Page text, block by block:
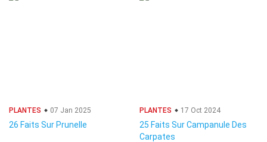
PLANTES 07 Jan 2025
26 Faits Sur Prunelle
PLANTES 17 Oct 2024
25 Faits Sur Campanule Des
Carpates